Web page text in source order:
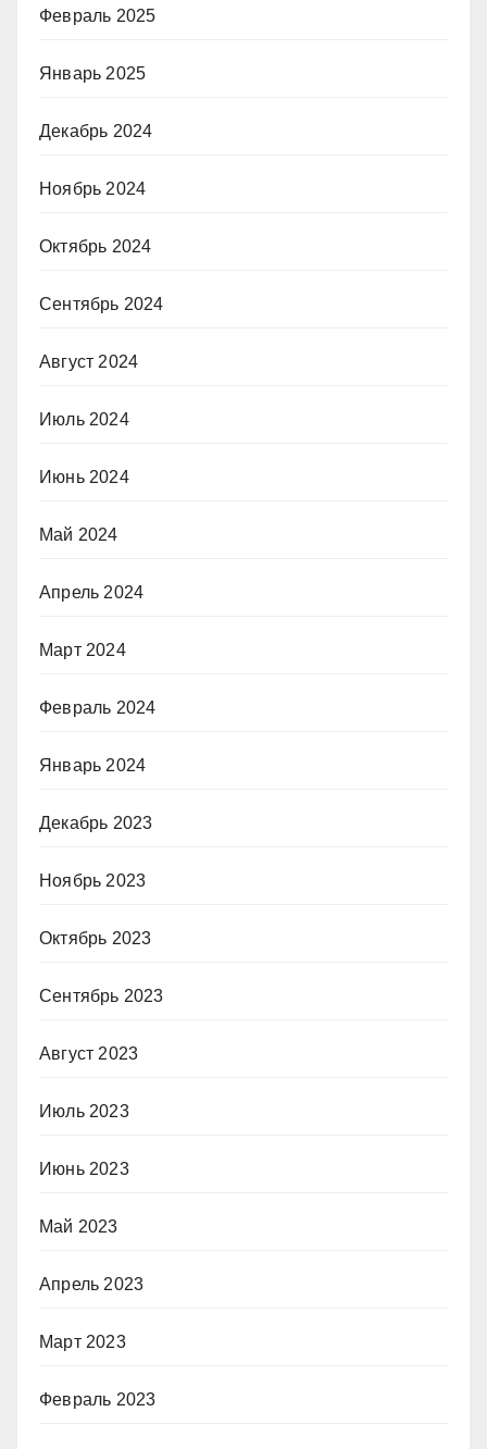
Февраль 2025
Январь 2025
Декабрь 2024
Ноябрь 2024
Октябрь 2024
Сентябрь 2024
Август 2024
Июль 2024
Июнь 2024
Май 2024
Апрель 2024
Март 2024
Февраль 2024
Январь 2024
Декабрь 2023
Ноябрь 2023
Октябрь 2023
Сентябрь 2023
Август 2023
Июль 2023
Июнь 2023
Май 2023
Апрель 2023
Март 2023
Февраль 2023